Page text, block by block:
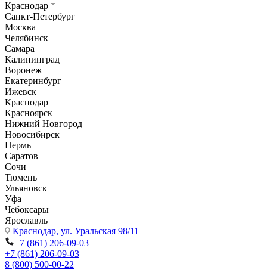
Краснодар
Санкт-Петербург
Москва
Челябинск
Самара
Калининград
Воронеж
Екатеринбург
Ижевск
Краснодар
Красноярск
Нижний Новгород
Новосибирск
Пермь
Саратов
Сочи
Тюмень
Ульяновск
Уфа
Чебоксары
Ярославль
Краснодар, ул. Уральская 98/11
+7 (861) 206-09-03
+7 (861) 206-09-03
8 (800) 500-00-22